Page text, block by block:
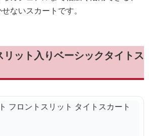
ないスカートです。
リット入りベーシックタイトス